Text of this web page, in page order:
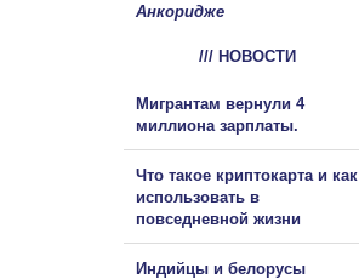
Анкоридже
/// НОВОСТИ
Мигрантам вернули 4
миллиона зарплаты.
Что такое криптокарта и как
использовать в
повседневной жизни
Индийцы и белорусы